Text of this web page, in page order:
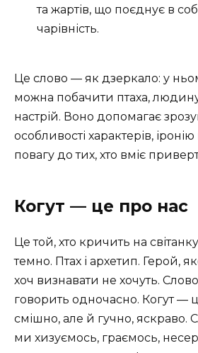
та жартів, що поєднує в
чарівність.
Це слово — як дзеркало: у
можна побачити птаха,
настрій. Воно допомагає
особливості характерів,
повагу до тих, хто вміє
Когут — це про нас
Це той, хто кричить на
темно. Птах і архетип. Герой,
хоч визнавати не хочуть.
говорить одночасно. Когут —
смішно, але й гучно, яскраво.
ми хизуємось, граємось,